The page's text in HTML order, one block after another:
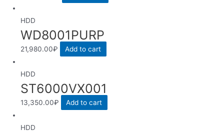
HDD
WD8001PURP
21,980.00₽ Add to cart
HDD
ST6000VX001
13,350.00₽ Add to cart
HDD